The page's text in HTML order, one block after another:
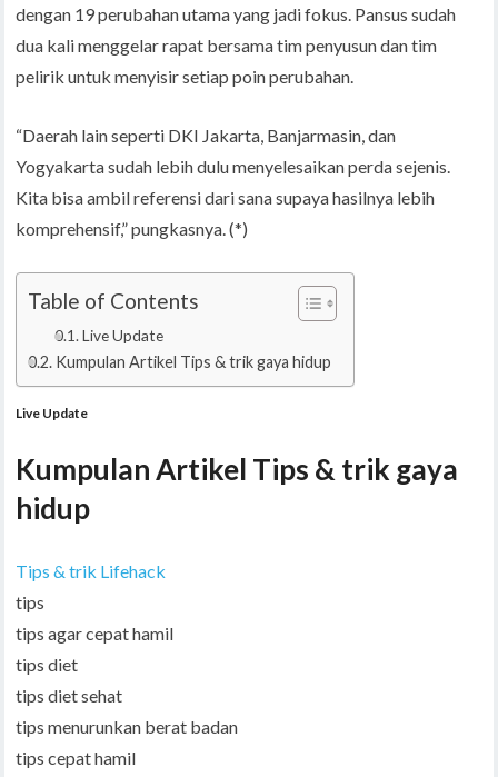
dengan 19 perubahan utama yang jadi fokus. Pansus sudah
dua kali menggelar rapat bersama tim penyusun dan tim
pelirik untuk menyisir setiap poin perubahan.
“Daerah lain seperti DKI Jakarta, Banjarmasin, dan
Yogyakarta sudah lebih dulu menyelesaikan perda sejenis.
Kita bisa ambil referensi dari sana supaya hasilnya lebih
komprehensif,” pungkasnya. (*)
Table of Contents
Live Update
Kumpulan Artikel Tips & trik gaya hidup
Live Update
Kumpulan Artikel Tips & trik gaya
hidup
Tips & trik Lifehack
tips
tips agar cepat hamil
tips diet
tips diet sehat
tips menurunkan berat badan
tips cepat hamil